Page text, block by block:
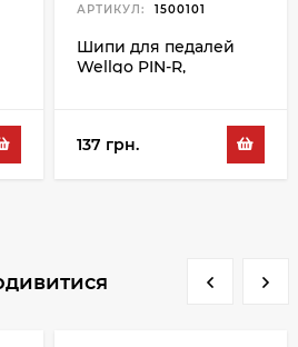
АРТИКУЛ: 1500101
Шипи для педалей
Wellgo PIN-R,
137 грн.